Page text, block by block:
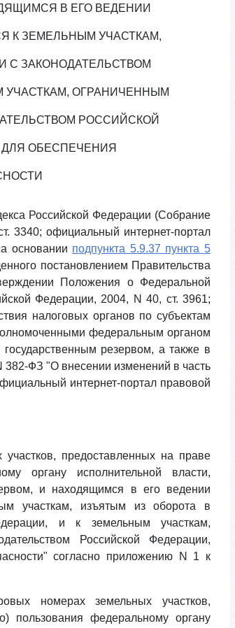
В ЕГО ВЕДЕНИИ
К ЗЕМЕЛЬНЫМ УЧАСТКАМ,
С ЗАКОНОДАТЕЛЬСТВОМ
ОГРАНИЧЕННЫМ
РОССИЙСКОЙ
ОБЕСПЕЧЕНИЯ
Российской Федерации (Собрание
3340; официальный интернет-портал
основании подпункта 5.9.37 пункта 5
постановлением Правительства
Положения о Федеральной
Федерации, 2004, N 40, ст. 3961;
налоговых органов по субъектам
федеральным органом
резервом, а также в
382-ФЗ "О внесении изменений в часть
интернет-портал правовой
предоставленных на праве
органу исполнительной власти,
и находящимся в его ведении
участкам, изъятым из оборота в
и к земельным участкам,
Российской Федерации,
согласно приложению N 1 к
номерах земельных участков,
пользования федеральному органу